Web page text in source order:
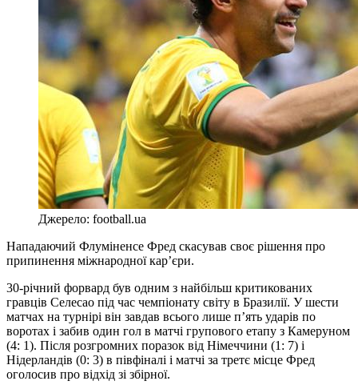
Джерело: football.ua
Нападаючий Флуміненсе Фред скасував своє рішення про
припинення міжнародної кар’єри.
30-річний форвард був одним з найбільш критикованих
гравців Селесао під час чемпіонату світу в Бразилії. У шести
матчах на турнірі він завдав всього лише п’ять ударів по
воротах і забив один гол в матчі групового етапу з Камеруном
(4: 1). Після розгромних поразок від Німеччини (1: 7) і
Нідерландів (0: 3) в півфіналі і матчі за третє місце Фред
оголосив про відхід зі збірної.